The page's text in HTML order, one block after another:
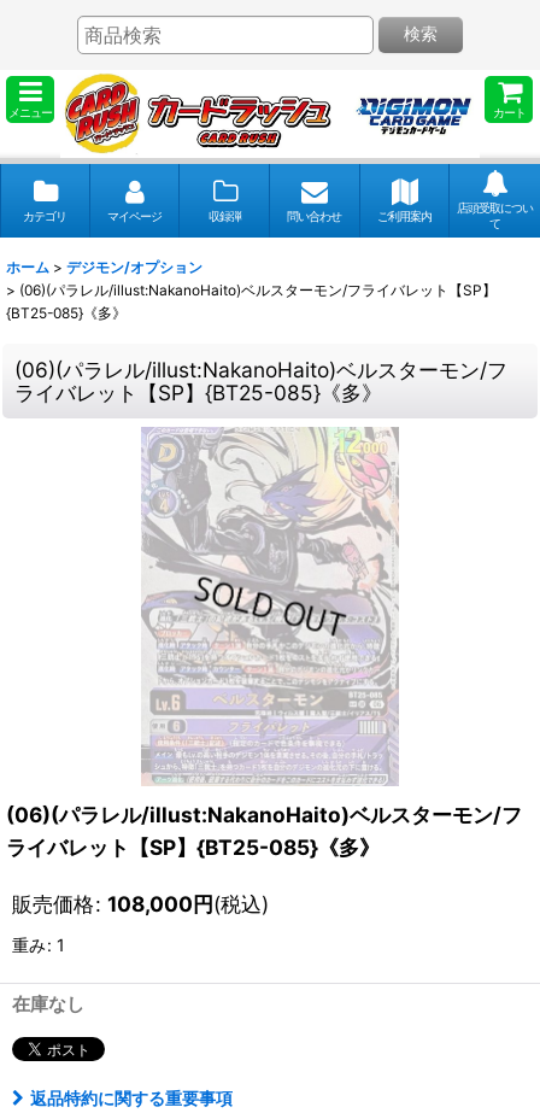
メニュー カート
検索
カテゴリ マイページ 収録弾 問い合わせ ご利用案内
店頭受取につい
て
ホーム > デジモン/オプション
> (06)(パラレル/illust:NakanoHaito)ベルスターモン/フライバレット【SP】
{BT25-085}《多》
(06)(パラレル/illust:NakanoHaito)ベルスターモン/フ
ライバレット【SP】{BT25-085}《多》
(06)(パラレル/illust:NakanoHaito)ベルスターモン/フ
ライバレット【SP】{BT25-085}《多》
販売価格: 108,000円(税込)
重み: 1
在庫なし
返品特約に関する重要事項